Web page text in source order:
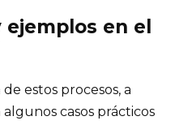
en el
estos procesos, a
casos prácticos